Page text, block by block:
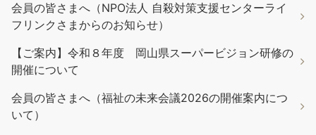
会員の皆さまへ（NPO法人 自殺対策支援センターライ
フリンクさまからのお知らせ）
【ご案内】令和８年度 岡山県スーパービジョン研修の
開催について
会員の皆さまへ（福祉の未来会議2026の開催案内につ
いて）